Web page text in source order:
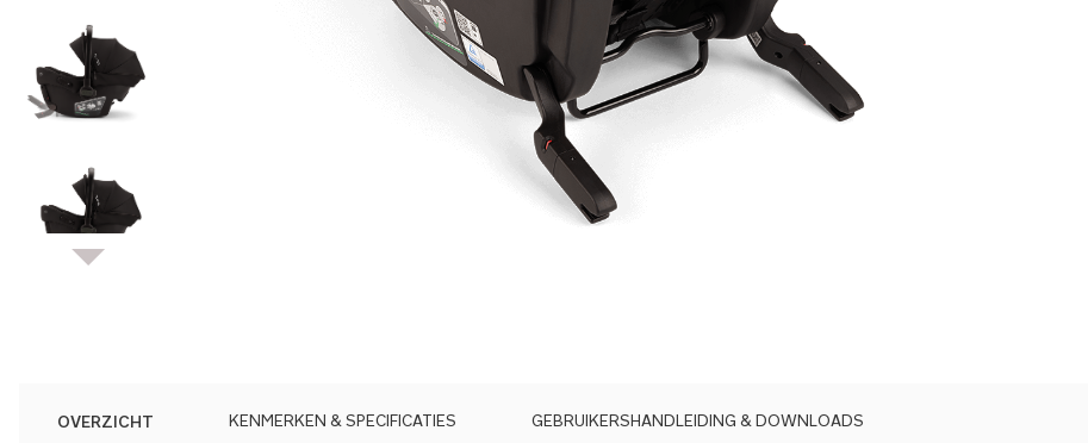
afbeeldingen-
OVERZICHT KENMERKEN & SPECIFICATIES GEBRUIKERSHANDLEIDING & DOWNLOADS